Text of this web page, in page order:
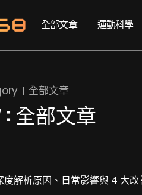
全部文章 運動科學
全部文章
: 全部文章